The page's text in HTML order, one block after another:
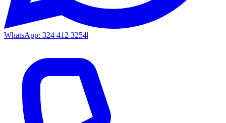
WhatsApp: 324 412 3254|